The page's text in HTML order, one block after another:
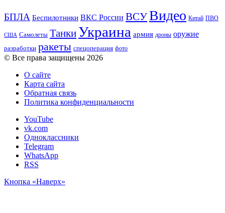
БПЛА Беспилотники ВКС России ВСУВидео Китай ПВО
США Самолеты Танки Украина армия дроны оружие
разработки ракеты спецоперация фото
© Все права защищены 2026
О сайте
Карта сайта
Обратная связь
Политика конфиденциальности
YouTube
vk.com
Одноклассники
Telegram
WhatsApp
RSS
Кнопка «Наверх»